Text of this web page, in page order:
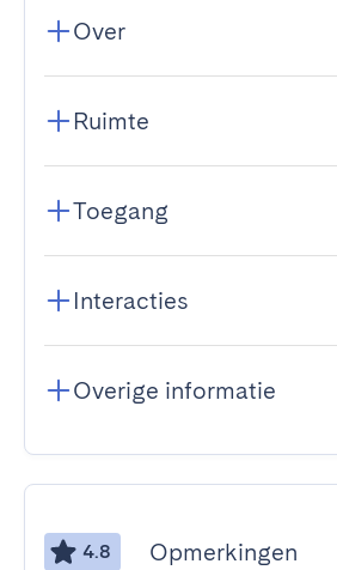
Over
Ruimte
Toegang
Interacties
Overige informatie
4.8 Opmerkingen